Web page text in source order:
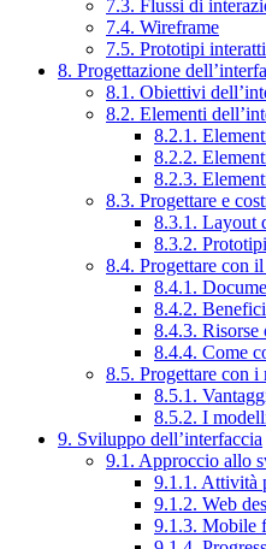
7.3. Flussi di
7.4. Wireframe
7.5. Prototipi
8. Progettazione
8.1. Obiettivi
8.2. Elementi
8.2.1.
8.2.2.
8.2.3.
8.3. Progettare e
8.3.1. Layout
8.3.2.
8.4. Progettare con
8.4.1.
8.4.2.
8.4.3. Risorse
8.4.4. Come
8.5. Progettare con
8.5.1.
8.5.2. I
9. Sviluppo dell’interfaccia
9.1. Approccio allo
9.1.1. Attività
9.1.2. Web
9.1.3. Mobile